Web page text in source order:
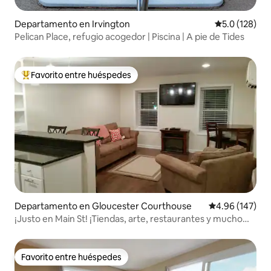
Departamento en Irvington Calificación
5.0 (128)
Pelican Place, refugio acogedor | Piscina | A pie de Tides
De los mejores en Favorito entre huéspedes
Favorito entre huéspedes
Departamento en Gloucester Courthouse Calificación
4.96 (147)
¡Justo en Main St! ¡Tiendas, arte, restaurantes y mucho
Favorito entre huéspedes
Favorito entre huéspedes